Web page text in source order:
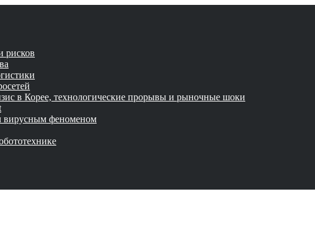
рисков
в Корее, технологические прорывы и рыночные шоки
вирусным феноменом